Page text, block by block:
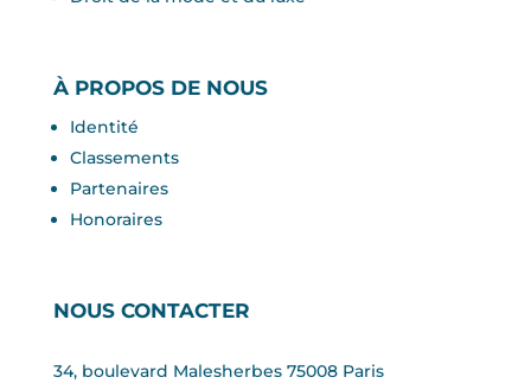
À PROPOS DE NOUS
Identité
Classements
Partenaires
Honoraires
NOUS CONTACTER
34, boulevard Malesherbes 75008 Paris